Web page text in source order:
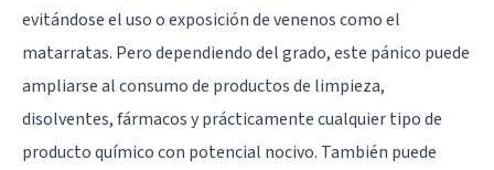
evitándose el uso o exposición de venenos como el
matarratas. Pero dependiendo del grado, este pánico puede
ampliarse al consumo de productos de limpieza,
disolventes, fármacos y prácticamente cualquier tipo de
producto químico con potencial nocivo. También puede